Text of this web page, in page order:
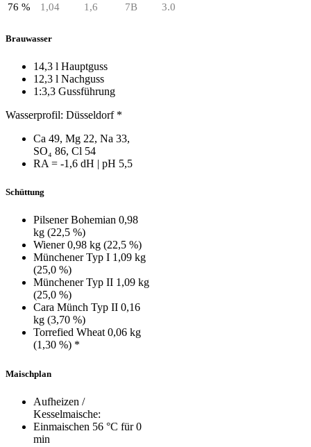
76 %
1,04
1,6
7B
3.0
Brauwasser
14,3 l Hauptguss
12,3 l Nachguss
1:3,3 Gussführung
Wasserprofil: Düsseldorf *
Ca 49, Mg 22, Na 33,
SO₄ 86, Cl 54
RA = ‑1,6 dH | pH 5,5
Schüttung
Pilsener Bohemian 0,98
kg (22,5 %)
Wiener 0,98 kg (22,5 %)
Münchener Typ I 1,09 kg
(25,0 %)
Münchener Typ II 1,09 kg
(25,0 %)
Cara Münch Typ II 0,16
kg (3,70 %)
Torrefied Wheat 0,06 kg
(1,30 %) *
Maischplan
Aufheizen /
Kesselmaische:
Einmaischen 56 °C für 0
min